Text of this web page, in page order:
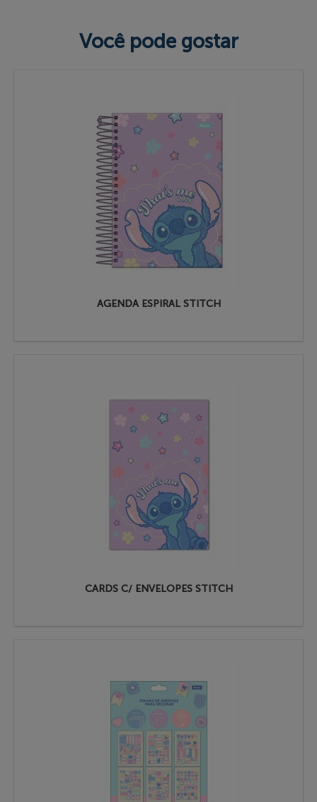
Você pode gostar
AGENDA ESPIRAL STITCH
CARDS C/ ENVELOPES STITCH